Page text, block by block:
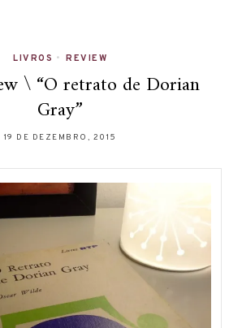
LIVROS • REVIEW
\ “O retrato de Dorian
Gray”
19 DE DEZEMBRO, 2015